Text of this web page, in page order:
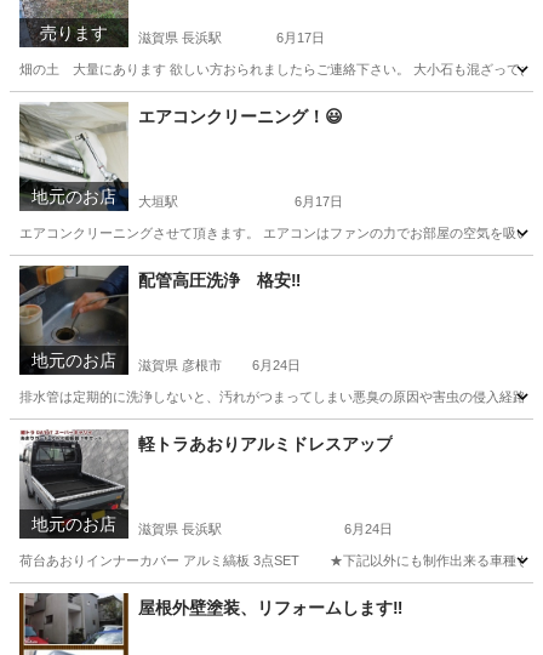
売ります 滋賀県 長浜駅 6月17日
畑の土 大量にあります 欲しい方おられましたらご連絡下さい。 大小石も混ざって
滋賀 長浜市 その他
地元のお店
エアコンクリーニング！😃
大垣駅 6月17日
エアコンクリーニングさせて頂きます。 エアコンはファンの力でお部屋の空気を吸
岐阜 大垣市 大垣駅 便利屋
地元のお店
配管高圧洗浄 格安‼️
滋賀県 彦根市 6月24日
排水管は定期的に洗浄しないと、汚れがつまってしまい悪臭の原因や害虫の侵入経路
滋賀 彦根市 便利屋 格安
地元のお店
軽トラあおりアルミドレスアップ
滋賀県 長浜駅 6月24日
荷台あおりインナーカバー アルミ縞板 3点SET ★下記以外にも制作出来る車種もご
滋賀 長浜市 長浜駅 その他
屋根外壁塗装、リフォームします‼️